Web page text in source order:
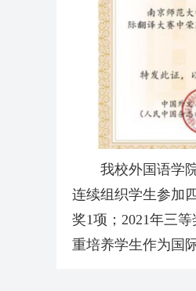
我校外国语学
连续组织学生参加
奖1项；2021年三
重培养学生作为国